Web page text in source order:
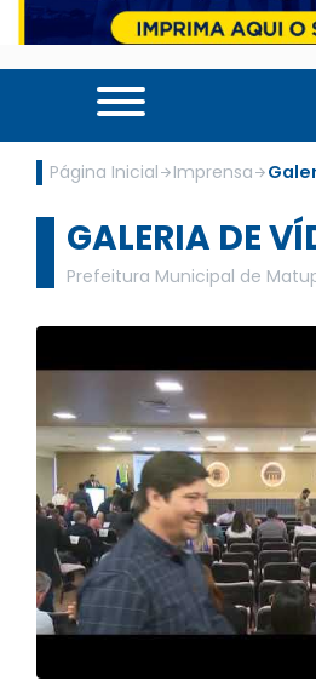
Página Inicial Imprensa
GALERIA DE
Prefeitura Municipal de